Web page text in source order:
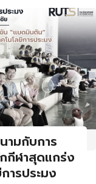
ามกับการ
กีฬาสุดแกร่ง
ารประมง